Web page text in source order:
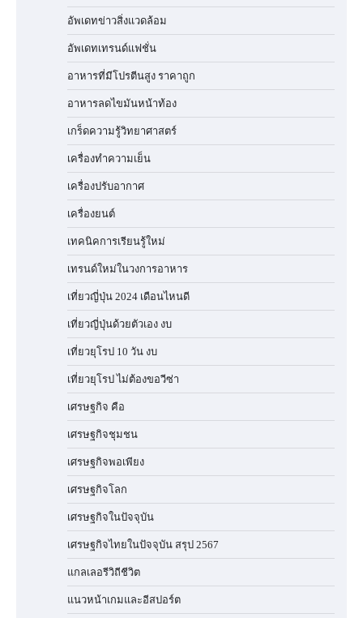
อัพเดทข่าวสิ่งแวดล้อม
อัพเดทเทรนด์แฟชั่น
อาหารที่มีโปรตีนสูง ราคาถูก
อาหารลดไขมันหน้าท้อง
เกร็ดความรู้วิทยาศาสตร์
เครื่องทำความเย็น
เครื่องปรับอากาศ
เครื่องยนต์
เทคนิคการเรียนรู้ใหม่
เทรนด์ใหม่ในวงการอาหาร
เที่ยวญี่ปุ่น 2024 เดือนไหนดี
เที่ยวญี่ปุ่นด้วยตัวเอง งบ
เที่ยวยุโรป 10 วัน งบ
เที่ยวยุโรป ไม่ต้องขอวีซ่า
เศรษฐกิจ คือ
เศรษฐกิจชุมชน
เศรษฐกิจพอเพียง
เศรษฐกิจโลก
เศรษฐกิจในปัจจุบัน
เศรษฐกิจไทยในปัจจุบัน สรุป 2567
แกลเลอรีวิถีชีวิต
แนวหน้าเกมและอีสปอร์ต